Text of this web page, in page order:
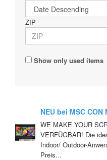
ZIP
Show only used items
NEU bei MSC CON
Indoor/ Outdoor
WE MAKE YOUR
VERFÜGBAR! Die
Indoor/ Outdoor-
Preis...